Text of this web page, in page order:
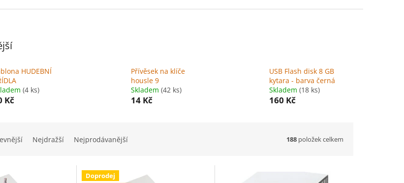
HUDEBNÍ
(4 ks)
Kč
Přívěsek na klíče
housle 9
Skladem (42 ks)
14 Kč
USB Flash disk 8 GB
kytara - barva černá
Skladem (18 ks)
160 Kč
Nejdražší Nejprodávanější 188 položek celkem
Doprodej